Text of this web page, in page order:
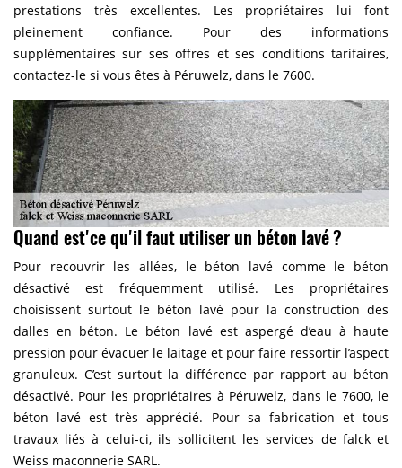
prestations très excellentes. Les propriétaires lui font
pleinement confiance. Pour des informations
supplémentaires sur ses offres et ses conditions tarifaires,
contactez-le si vous êtes à Péruwelz, dans le 7600.
Quand est'ce qu'il faut utiliser un béton lavé ?
Pour recouvrir les allées, le béton lavé comme le béton
désactivé est fréquemment utilisé. Les propriétaires
choisissent surtout le béton lavé pour la construction des
dalles en béton. Le béton lavé est aspergé d’eau à haute
pression pour évacuer le laitage et pour faire ressortir l’aspect
granuleux. C’est surtout la différence par rapport au béton
désactivé. Pour les propriétaires à Péruwelz, dans le 7600, le
béton lavé est très apprécié. Pour sa fabrication et tous
travaux liés à celui-ci, ils sollicitent les services de falck et
Weiss maconnerie SARL.